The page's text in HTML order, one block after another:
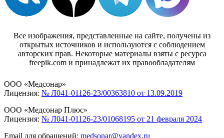
Все изображения, представленные на сайте, получены из
открытых источников и используются с соблюдением
авторских прав. Некоторые материалы взяты с ресурса
freepik.com и принадлежат их правообладателям
ООО «Медсонар»
Лицензия: № Л041-01126-23/00363810 от 13.09.2019
ООО «Медсонар Плюс»
Лицензия: № Л041-01126-23/01068195 от 21 февраля 2024
Email для обращений: medsonar@yandex.ru